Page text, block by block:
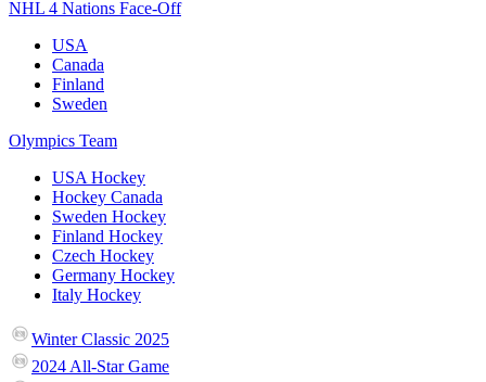
NHL 4 Nations Face-Off
USA
Canada
Finland
Sweden
Olympics Team
USA Hockey
Hockey Canada
Sweden Hockey
Finland Hockey
Czech Hockey
Germany Hockey
Italy Hockey
Winter Classic 2025
2024 All-Star Game